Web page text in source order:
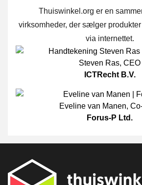
Thuiswinkel.org er en
virksomheder, der sælger
via internettet.
Steven Ras, CEO
ICTRecht B.V.
Eveline van Manen,
Forus-P Ltd.